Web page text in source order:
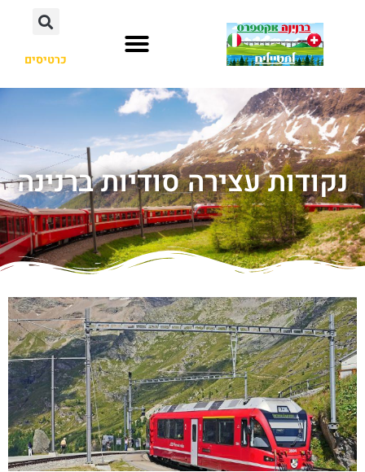
כרטיסים
נקודות עצירה סודיות ברנינה